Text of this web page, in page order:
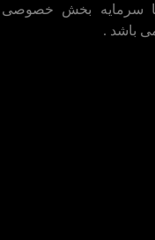
سرمایه بخش خصوصی
باشد .